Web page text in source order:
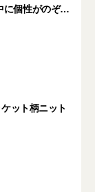
に個性がのぞく
ット柄ニット